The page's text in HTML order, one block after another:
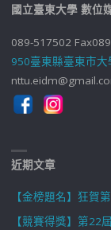
國立臺東大學 數位
089-517502
950臺東縣臺東市
近期文章
【金榜題名】狂賀
【競賽得獎】第22